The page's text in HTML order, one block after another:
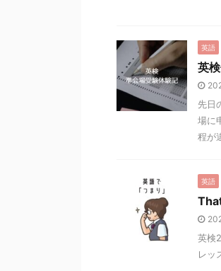
英語
英
先日
場に
程が
英語
英検
レッ